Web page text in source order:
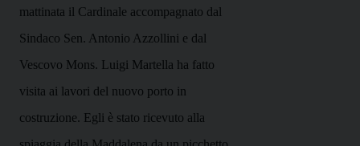
mattinata il Cardinale accompagnato dal
Sindaco Sen. Antonio Azzollini e dal
Vescovo Mons. Luigi Martella ha fatto
visita ai lavori del nuovo porto in
costruzione. Egli è stato ricevuto alla